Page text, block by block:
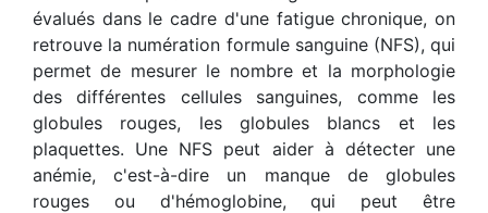
évalués dans le cadre d'une fatigue chronique, on
retrouve la numération formule sanguine (NFS), qui
permet de mesurer le nombre et la morphologie
des différentes cellules sanguines, comme les
globules rouges, les globules blancs et les
plaquettes. Une NFS peut aider à détecter une
anémie, c'est-à-dire un manque de globules
rouges ou d'hémoglobine, qui peut être